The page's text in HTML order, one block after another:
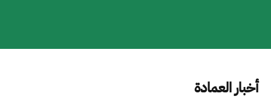
أخبار العمادة